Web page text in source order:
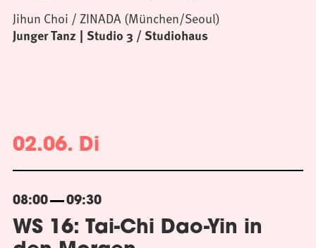
Junger Tanz Studio 3 / Studiohaus
Jihun Choi / ZINADA (München/Seoul)
02.06. Di
08:00 09:30
WS 16: Tai-Chi Dao-Yin in